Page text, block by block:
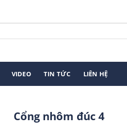
VIDEO TIN TỨC LIÊN HỆ
Cổng nhôm đúc 4